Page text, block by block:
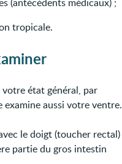
tropicale.
état général, par
aussi votre ventre.
le doigt (toucher rectal)
partie du gros intestin